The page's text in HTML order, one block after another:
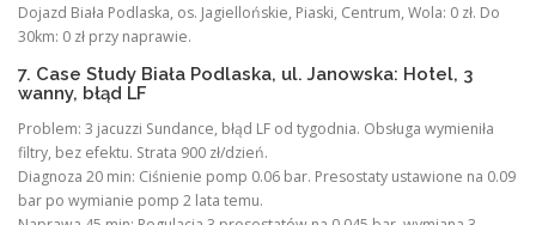
Dojazd Biała Podlaska, os. Jagiellońskie, Piaski, Centrum, Wola: 0 zł. Do
30km: 0 zł przy naprawie.
7. Case Study Biała Podlaska, ul. Janowska: Hotel, 3
wanny, błąd LF
Problem: 3 jacuzzi Sundance, błąd LF od tygodnia. Obsługa wymieniła
filtry, bez efektu. Strata 900 zł/dzień.
Diagnoza 20 min: Ciśnienie pomp 0.06 bar. Presostaty ustawione na 0.09
bar po wymianie pomp 2 lata temu.